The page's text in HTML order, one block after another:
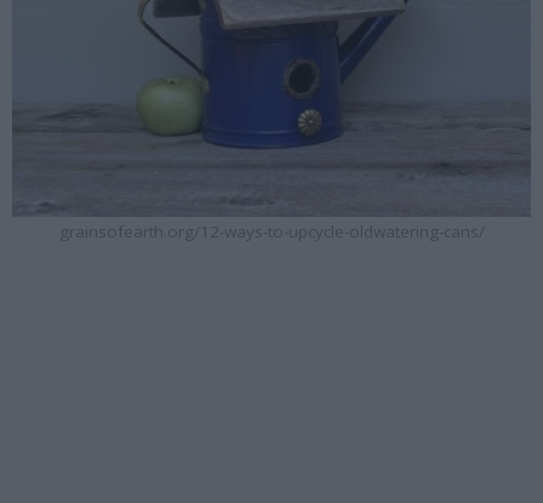
grainsofearth.org/12-ways-to-upcycle-oldwatering-cans/